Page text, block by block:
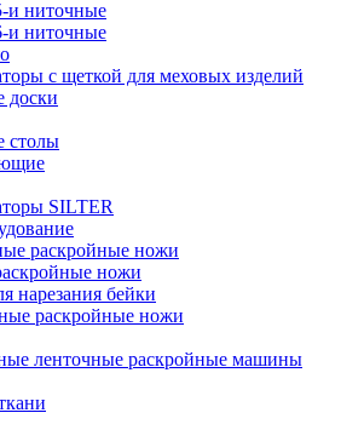
и ниточные
и ниточные
с щеткой для меховых изделий
доски
столы
SILTER
раскройные ножи
ножи
нарезания бейки
раскройные ножи
ленточные раскройные машины